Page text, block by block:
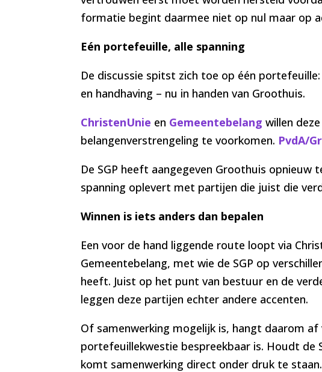
formatie begint daarmee niet op nul maar op
Eén portefeuille, alle spanning
De discussie spitst zich toe op één
en handhaving – nu in handen van Groothuis.
ChristenUnie en Gemeentebelang willen
belangenverstrengeling te voorkomen. PvdA/
De SGP heeft aangegeven Groothuis opnieuw
spanning oplevert met partijen die juist die
Winnen is iets anders dan bepalen
Een voor de hand liggende route loopt via
Gemeentebelang, met wie de SGP op
heeft. Juist op het punt van bestuur en de
leggen deze partijen echter andere accenten.
Of samenwerking mogelijk is, hangt daarom af
portefeuillekwestie bespreekbaar is. Houdt de
komt samenwerking direct onder druk te staan.